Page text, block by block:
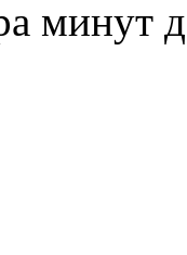
минут